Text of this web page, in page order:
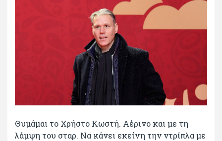
Θυμάμαι το Χρήστο Κωστή. Αέρινο και με τη
λάμψη του σταρ. Να κάνει εκείνη την ντρίπλα με